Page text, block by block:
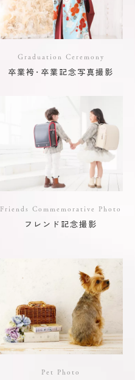
Graduation Ceremony
卒業袴･卒業記念写真撮影
Friends Commemorative Photo
フレンド記念撮影
Pet Photo